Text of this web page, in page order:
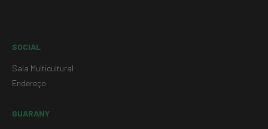
SOCIAL
Sala Multicultural
Endereço
GUARANY